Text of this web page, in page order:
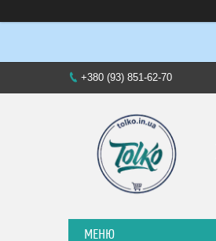
+380 (93) 851-62-70